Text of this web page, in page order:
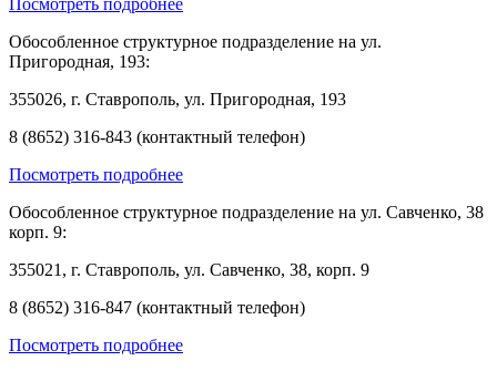
Обособленное структурное подразделение на ул.
Пригородная, 193:
355026, г. Ставрополь, ул. Пригородная, 193
8 (8652) 316-843 (контактный телефон)
Посмотреть подробнее
Обособленное структурное подразделение на ул. Савченко, 38
корп. 9:
355021, г. Ставрополь, ул. Савченко, 38, корп. 9
8 (8652) 316-847 (контактный телефон)
Посмотреть подробнее